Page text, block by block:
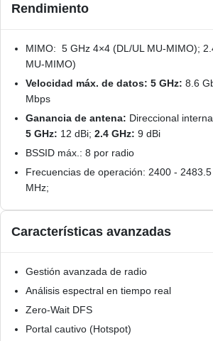
Rendimiento
MIMO: 5 GHz 4×4 (DL/UL MU-MIMO);
MU-MIMO)
Velocidad máx. de datos: 5 GHz: 8.6
Mbps
Ganancia de antena: Direccional interna
5 GHz: 12 dBi; 2.4 GHz: 9 dBi
BSSID máx.: 8 por radio
Frecuencias de operación: 2400 -
MHz;
Características avanzadas
Gestión avanzada de radio
Análisis espectral en tiempo real
Zero-Wait DFS
Portal cautivo (Hotspot)